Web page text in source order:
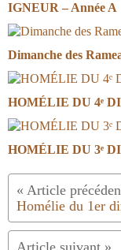
IGNEUR – Année A
Dimanche des
HOMÉLIE DU 4ᵉ
HOMÉLIE DU 3ᵉ
Homélie du 1er